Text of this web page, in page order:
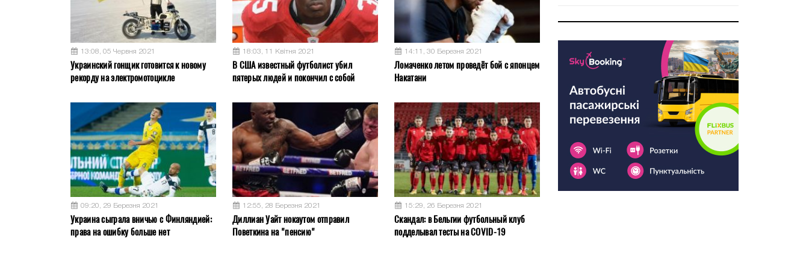
13:08, 05 Червня 2021
Украинский гонщик готовится к новому
рекорду на электромотоцикле
18:03, 11 Квітня 2021
В США известный футболист убил
пятерых людей и покончил с собой
14:11, 30 Березня 2021
Ломаченко летом проведёт бой с японцем
Накатани
09:20, 29 Березня 2021
Украина сыграла вничью с Финляндией:
права на ошибку больше нет
12:55, 28 Березня 2021
Диллиан Уайт нокаутом отправил
Поветкина на "пенсию"
15:29, 26 Березня 2021
Скандал: в Бельгии футбольный клуб
подделывал тесты на COVID-19